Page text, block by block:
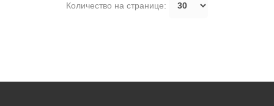
Количество на странице: